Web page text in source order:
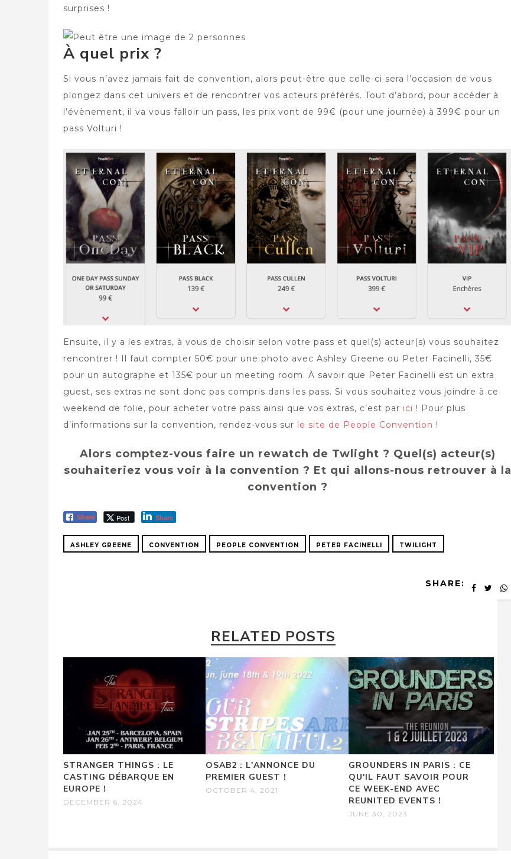
surprises !
À quel prix ?
Si vous n’avez jamais fait de convention, alors peut-être que celle-ci sera l’occasion de vous
plongez dans cet univers et de rencontrer vos acteurs préférés. Tout d’abord, pour accéder à
l’évènement, il va vous falloir un pass, les prix vont de 99€ (pour une journée) à 399€ pour un
pass Volturi !
Ensuite, il y a les extras, à vous de choisir selon votre pass et quel(s) acteur(s) vous souhaitez
rencontrer ! Il faut compter 50€ pour une photo avec Ashley Greene ou Peter Facinelli, 35€
pour un autographe et 135€ pour un meeting room. À savoir que Peter Facinelli est un extra
guest, ses extras ne sont donc pas compris dans les pass. Si vous souhaitez vous joindre à ce
weekend de folie, pour acheter votre pass ainsi que vos extras, c’est par ici ! Pour plus
d’informations sur la convention, rendez-vous sur le site de People Convention !
Alors comptez-vous faire un rewatch de Twlight ? Quel(s) acteur(s)
souhaiteriez vous voir à la convention ? Et qui allons-nous retrouver à la
convention ?
Share Post Share
ASHLEY GREENE CONVENTION PEOPLE CONVENTION PETER FACINELLI TWILIGHT
SHARE:
RELATED POSTS
STRANGER THINGS : LE
CASTING DÉBARQUE EN
EUROPE !
DECEMBER 6, 2024
OSAB2 : L'ANNONCE DU
PREMIER GUEST !
OCTOBER 4, 2021
GROUNDERS IN PARIS : CE
QU'IL FAUT SAVOIR POUR
CE WEEK-END AVEC
REUNITED EVENTS !
JUNE 30, 2023